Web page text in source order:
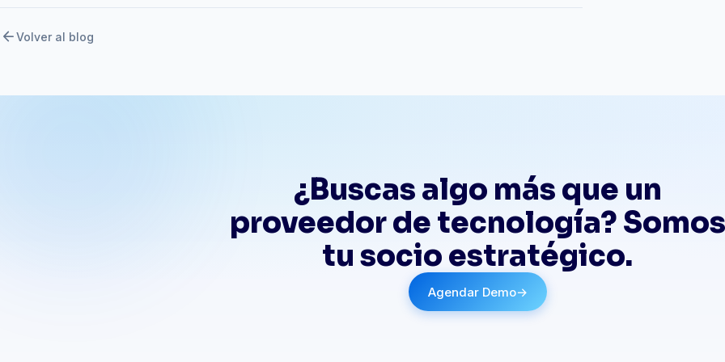
arrow_backVolver al blog
¿Buscas algo más que un
proveedor de tecnología? Somos
tu socio estratégico.
Agendar Demo→